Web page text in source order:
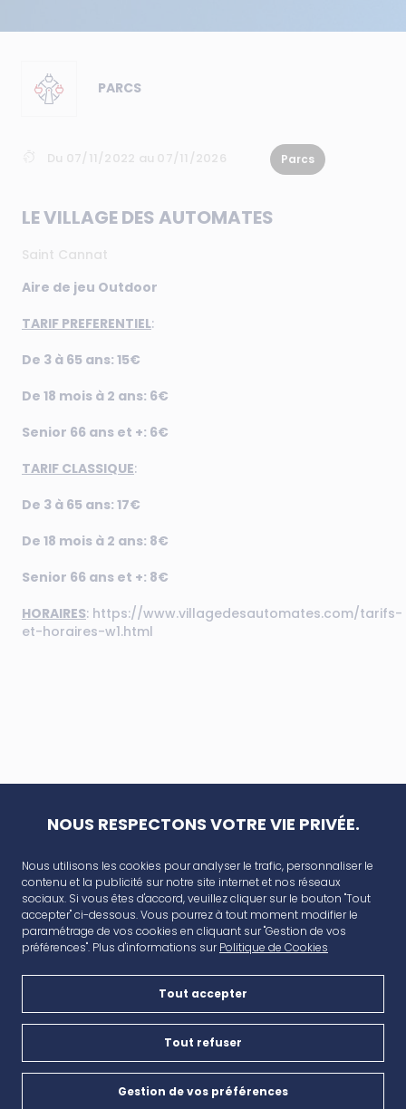
PARCS
Du 07/11/2022 au 07/11/2026 Parcs
LE VILLAGE DES AUTOMATES
Saint Cannat
Aire de jeu Outdoor
TARIF PREFERENTIEL:
De 3 à 65 ans: 15€
De 18 mois à 2 ans: 6€
Senior 66 ans et +: 6€
TARIF CLASSIQUE:
De 3 à 65 ans: 17€
De 18 mois à 2 ans: 8€
Senior 66 ans et +: 8€
HORAIRES: https://www.villagedesautomates.com/tarifs-
et-horaires-w1.html
AVANT CAP
Plan de campagne, CD6, 13480 Cabriès
Nous contacter
NOUS RESPECTONS VOTRE VIE PRIVÉE.
Nous utilisons les cookies pour analyser le trafic, personnaliser le
contenu et la publicité sur notre site internet et nos réseaux
sociaux. Si vous êtes d'accord, veuillez cliquer sur le bouton "Tout
accepter" ci-dessous. Vous pourrez à tout moment modifier le
paramétrage de vos cookies en cliquant sur "Gestion de vos
préférences". Plus d'informations surPolitique de Cookies
Tout accepter
Tout refuser
Gestion de vos préférences